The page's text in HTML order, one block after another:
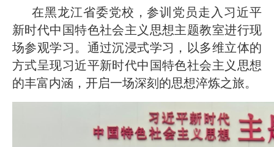
培训 2026-07-24
· 凝心聚力绘蓝图 踔厉奋进启新程
—— 哈 2026-07-24
· 锚定目标谋新篇 巾帼聚力启新程
2026-07-23
在黑龙江省委党校，参训党员走入习近平
新时代中国特色社会主义思想主题教室进行现
场参观学习。通过沉浸式学习，以多维立体的
方式呈现习近平新时代中国特色社会主义思想
的丰富内涵，开启一场深刻的思想淬炼之旅。